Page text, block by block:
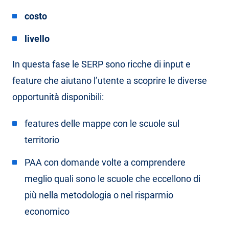
costo
livello
In questa fase le SERP sono ricche di input e
feature che aiutano l’utente a scoprire le diverse
opportunità disponibili:
features delle mappe con le scuole sul
territorio
PAA con domande volte a comprendere
meglio quali sono le scuole che eccellono di
più nella metodologia o nel risparmio
economico